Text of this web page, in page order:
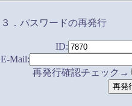
３．パスワードの再発行
ID:
E-Mail:
再発行確認チェック→